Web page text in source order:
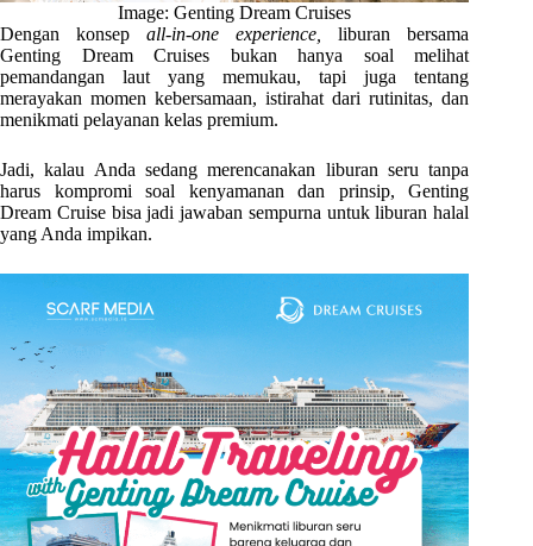
Image: Genting Dream Cruises
Dengan konsep all-in-one experience,
liburan bersama
Genting Dream Cruises bukan hanya soal melihat
pemandangan laut yang memukau, tapi juga tentang
merayakan momen kebersamaan, istirahat dari rutinitas, dan
menikmati pelayanan kelas premium.
Jadi, kalau Anda sedang merencanakan liburan seru tanpa
harus kompromi soal kenyamanan dan prinsip, Genting
Dream Cruise bisa jadi jawaban sempurna untuk liburan halal
yang Anda impikan.